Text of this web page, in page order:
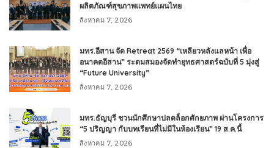
ผลิตภัณฑ์สุขภาพแพทย์แผนไทย
สิงหาคม 7, 2026
มทร.อีสาน จัด Retreat 2569 “เหลียวหลังแลหน้า เพื่อ
อนาคตอีสาน” ระดมสมองจัดทำยุทธศาสตร์ฉบับที่ 5 มุ่งสู่
“Future University”
สิงหาคม 7, 2026
มทร.ธัญบุรี ชวนนักศึกษาปลดล็อกศักยภาพ ผ่านโครงการ
“5 ปริญญา กับบทเรียนที่ไม่มีในห้องเรียน” 19 ส.ค.นี้
สิงหาคม 7, 2026